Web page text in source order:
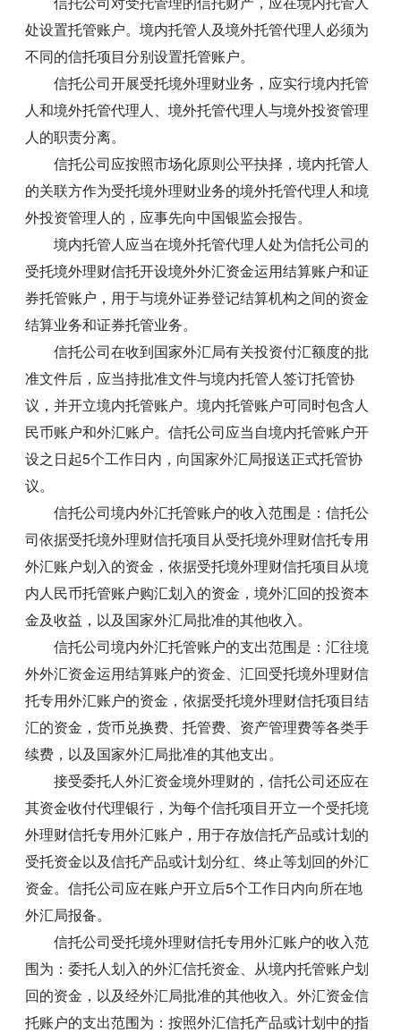
处设置托管账户。境内托管人及境外托管代理人必须为
不同的信托项目分别设置托管账户。
信托公司开展受托境外理财业务，应实行境内托管
人和境外托管代理人、境外托管代理人与境外投资管理
人的职责分离。
信托公司应按照市场化原则公平抉择，境内托管人
的关联方作为受托境外理财业务的境外托管代理人和境
外投资管理人的，应事先向中国银监会报告。
境内托管人应当在境外托管代理人处为信托公司的
受托境外理财信托开设境外外汇资金运用结算账户和证
券托管账户，用于与境外证券登记结算机构之间的资金
结算业务和证券托管业务。
信托公司在收到国家外汇局有关投资付汇额度的批
准文件后，应当持批准文件与境内托管人签订托管协
议，并开立境内托管账户。境内托管账户可同时包含人
民币账户和外汇账户。信托公司应当自境内托管账户开
设之日起5个工作日内，向国家外汇局报送正式托管协
议。
信托公司境内外汇托管账户的收入范围是：信托公
司依据受托境外理财信托项目从受托境外理财信托专用
外汇账户划入的资金，依据受托境外理财信托项目从境
内人民币托管账户购汇划入的资金，境外汇回的投资本
金及收益，以及国家外汇局批准的其他收入。
信托公司境内外汇托管账户的支出范围是：汇往境
外外汇资金运用结算账户的资金、汇回受托境外理财信
托专用外汇账户的资金，依据受托境外理财信托项目结
汇的资金，货币兑换费、托管费、资产管理费等各类手
续费，以及国家外汇局批准的其他支出。
接受委托人外汇资金境外理财的，信托公司还应在
其资金收付代理银行，为每个信托项目开立一个受托境
外理财信托专用外汇账户，用于存放信托产品或计划的
受托资金以及信托产品或计划分红、终止等划回的外汇
资金。信托公司应在账户开立后5个工作日内向所在地
外汇局报备。
信托公司受托境外理财信托专用外汇账户的收入范
围为：委托人划入的外汇信托资金、从境内托管账户划
回的资金，以及经外汇局批准的其他收入。外汇资金信
托账户的支出范围为：按照外汇信托产品或计划中的指